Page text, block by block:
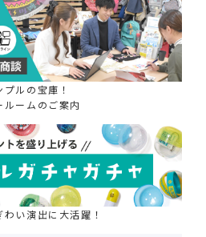
プルの宝庫！
ルームのご案内
い演出に大活躍！